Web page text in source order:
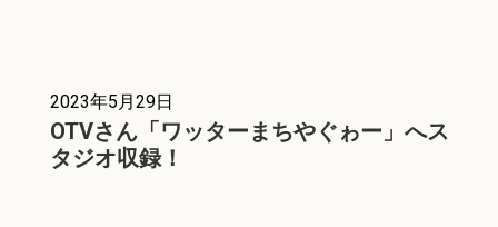
2023年5月29日
OTVさん「ワッターまちやぐゎー」へス
タジオ収録！